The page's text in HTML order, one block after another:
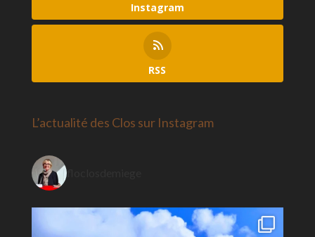
Instagram
RSS
L’actualité des Clos sur Instagram
floclosdemiege